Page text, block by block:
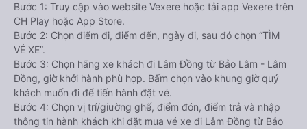
Bước 1: Truy cập vào website Vexere hoặc tải app Vexere trên
CH Play hoặc App Store.
Bước 2: Chọn điểm đi, điểm đến, ngày đi, sau đó chọn “TÌM
VÉ XE”.
Bước 3: Chọn hãng xe khách đi Lâm Đồng từ Bảo Lâm - Lâm
Đồng, giờ khởi hành phù hợp. Bấm chọn vào khung giờ quý
khách muốn đi để tiến hành đặt vé.
Bước 4: Chọn vị trí/giường ghế, điểm đón, điểm trả và nhập
thông tin hành khách khi đặt mua vé xe đi Lâm Đồng từ Bảo